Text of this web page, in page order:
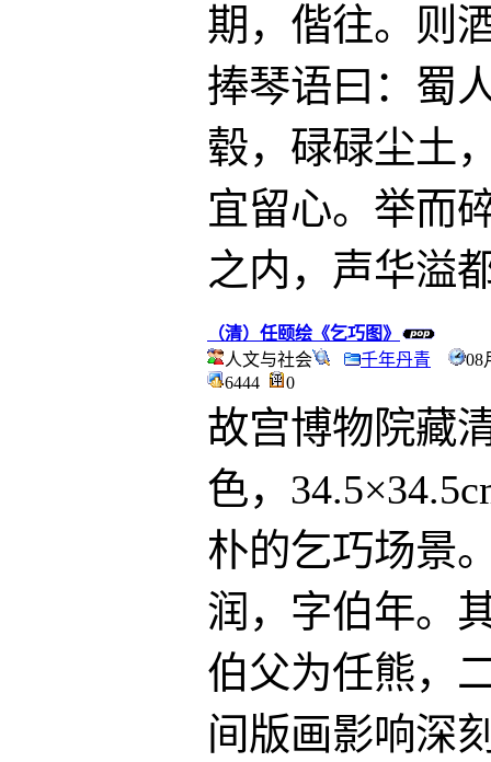
期，偕往。则
捧琴语曰：蜀
毂，碌碌尘土
宜留心。举而
之内，声华溢
（清）任颐绘《乞巧图》
人文与社会
千年丹青
08
6444
0
故宫博物院藏
色，
朴的乞巧场景
润，字伯年。
伯父为任熊，
间版画影响深